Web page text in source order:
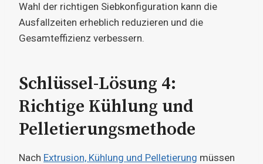
Wahl der richtigen Siebkonfiguration kann die
Ausfallzeiten erheblich reduzieren und die
Gesamteffizienz verbessern.
Schlüssel-Lösung 4:
Richtige Kühlung und
Pelletierungsmethode
Nach Extrusion, Kühlung und Pelletierung müssen